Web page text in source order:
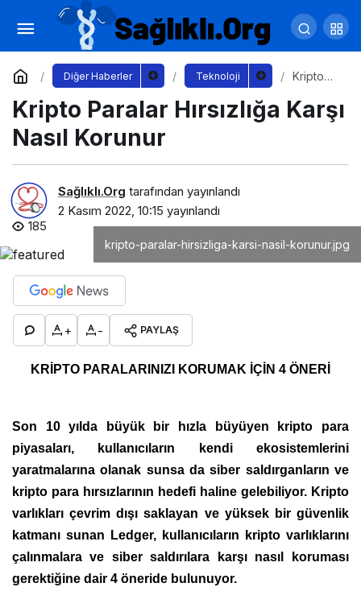
Diğer Haberler Teknoloji
Kripto
Hırsızlığa
Karşı
Kripto Paralar Hırsızlığa Karşı
Nasıl Korunur
Sağlıklı.Org tarafından yayınlandı
2 Kasım 2022, 10:15 yayınlandı
185
kripto-paralar-hirsizliga-karsi-nasil-korunur.jpg
+ - PAYLAŞ
KRİPTO PARALARINIZI KORUMAK İÇİN 4 ÖNERİ
Son 10 yılda büyük bir hızla büyüyen kripto para
piyasaları, kullanıcıların kendi ekosistemlerini
yaratmalarına olanak sunsa da siber saldırganların ve
kripto para hırsızlarının hedefi haline gelebiliyor. Kripto
varlıkları çevrim dışı saklayan ve yüksek bir güvenlik
katmanı sunan Ledger, kullanıcıların kripto varlıklarını
çalınmalara ve siber saldırılara karşı nasıl koruması
gerektiğine dair 4 öneride bulunuyor.
Samsung’un bugüne kadar geliştirdiği en
kişisel kullanıcı ara yüzü: Yeni One UI 5
Yorum Yap Paylaş